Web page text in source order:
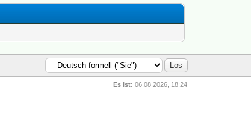
Es ist: 06.08.2026, 18:24